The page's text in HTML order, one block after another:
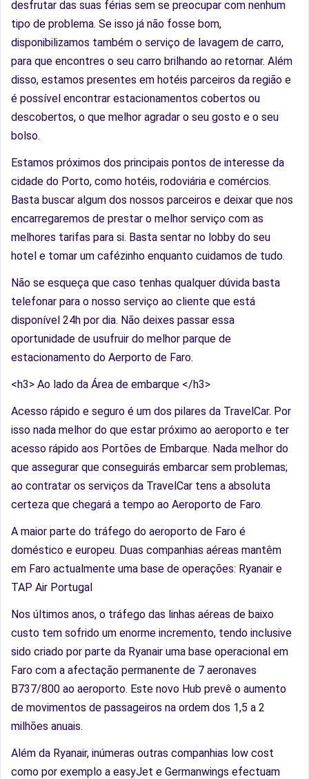
desfrutar das suas férias sem se preocupar com nenhum
tipo de problema. Se isso já não fosse bom,
disponibilizamos também o serviço de lavagem de carro,
para que encontres o seu carro brilhando ao retornar. Além
disso, estamos presentes em hotéis parceiros da região e
é possível encontrar estacionamentos cobertos ou
descobertos, o que melhor agradar o seu gosto e o seu
bolso.
Estamos próximos dos principais pontos de interesse da
cidade do Porto, como hotéis, rodoviária e comércios.
Basta buscar algum dos nossos parceiros e deixar que nos
encarregaremos de prestar o melhor serviço com as
melhores tarifas para si. Basta sentar no lobby do seu
hotel e tomar um cafézinho enquanto cuidamos de tudo.
Não se esqueça que caso tenhas qualquer dúvida basta
telefonar para o nosso serviço ao cliente que está
disponível 24h por dia. Não deixes passar essa
oportunidade de usufruir do melhor parque de
estacionamento do Aerporto de Faro.
<h3> Ao lado da Área de embarque </h3>
Acesso rápido e seguro é um dos pilares da TravelCar. Por
isso nada melhor do que estar próximo ao aeroporto e ter
acesso rápido aos Portões de Embarque. Nada melhor do
que assegurar que conseguirás embarcar sem problemas;
ao contratar os serviços da TravelCar tens a absoluta
certeza que chegará a tempo ao Aeroporto de Faro.
A maior parte do tráfego do aeroporto de Faro é
doméstico e europeu. Duas companhias aéreas mantêm
em Faro actualmente uma base de operações: Ryanair e
TAP Air Portugal
Nos últimos anos, o tráfego das linhas aéreas de baixo
custo tem sofrido um enorme incremento, tendo inclusive
sido criado por parte da Ryanair uma base operacional em
Faro com a afectação permanente de 7 aeronaves
B737/800 ao aeroporto. Este novo Hub prevê o aumento
de movimentos de passageiros na ordem dos 1,5 a 2
milhões anuais.
Além da Ryanair, inúmeras outras companhias low cost
como por exemplo a easyJet e Germanwings efectuam